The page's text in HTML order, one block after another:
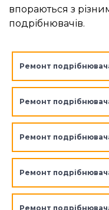
впораються з
подрібнювачів.
Ремонт
Ремонт
Ремонт
Ремонт
Ремонт